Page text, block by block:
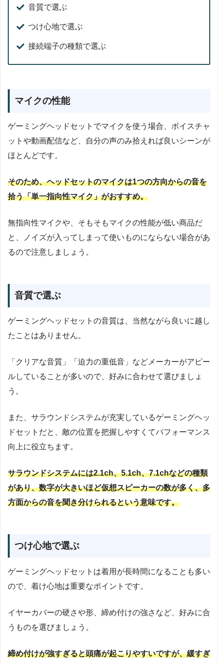
音質で選ぶ
つけ心地で選ぶ
接続端子の種類で選ぶ
マイクの性能
ゲーミングヘッドセットでマイクを使う場合、ボイスチャ
ットや動画配信など、自分の声のみ拾えれば良いシーンが
ほとんどです。
そのため、ヘッドセットのマイクは1つの方向からの音を
拾う「単一指向性マイク」がおすすめ。
無指向性マイクや、そもそもマイクの性能が低い商品だ
と、ノイズが入ってしまって使いものにならない場合があ
るので注意しましょう。
音質で選ぶ
ゲーミングヘッドセットの音質は、当然ながら良いに越し
たことはありません。
「クリアな音質」「迫力の重低音」などメーカーがアピー
ルしていることが多いので、好みに合わせて選びましょ
う。
また、サラウンドシステムが充実しているゲーミングヘッ
ドセットだと、敵の位置を把握しやすくてパフォーマンス
向上に役立ちます。
サラウンドシステムには2.1ch、5.1ch、7.1chなどの種類
があり、数字が大きいほど仮想スピーカーの数が多く、多
方面からの音を聞き分けられるという意味です。
つけ心地で選ぶ
ゲーミングヘッドセットは着用が長時間になることも多い
ので、着け心地は重要なポイントです。
イヤーカバーの硬さや形、締め付けの強さなど、好みに合
うものを選びましょう。
締め付けが強すぎると頭痛が起こりやすいですが、緩すぎ